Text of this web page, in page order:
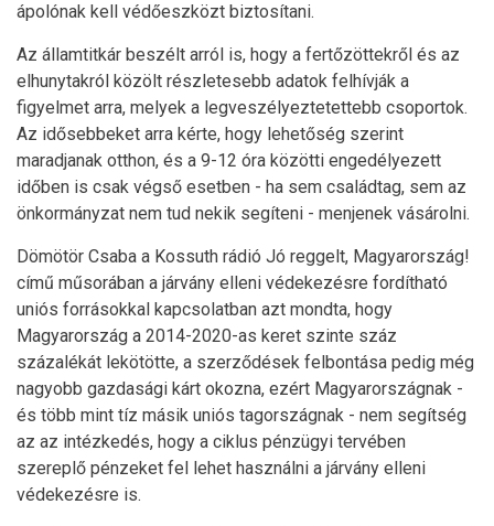
ápolónak kell védőeszközt biztosítani.
Az államtitkár beszélt arról is, hogy a fertőzöttekről és az
elhunytakról közölt részletesebb adatok felhívják a
figyelmet arra, melyek a legveszélyeztetettebb csoportok.
Az idősebbeket arra kérte, hogy lehetőség szerint
maradjanak otthon, és a 9-12 óra közötti engedélyezett
időben is csak végső esetben - ha sem családtag, sem az
önkormányzat nem tud nekik segíteni - menjenek vásárolni.
Dömötör Csaba a Kossuth rádió Jó reggelt, Magyarország!
című műsorában a járvány elleni védekezésre fordítható
uniós forrásokkal kapcsolatban azt mondta, hogy
Magyarország a 2014-2020-as keret szinte száz
százalékát lekötötte, a szerződések felbontása pedig még
nagyobb gazdasági kárt okozna, ezért Magyarországnak -
és több mint tíz másik uniós tagországnak - nem segítség
az az intézkedés, hogy a ciklus pénzügyi tervében
szereplő pénzeket fel lehet használni a járvány elleni
védekezésre is.